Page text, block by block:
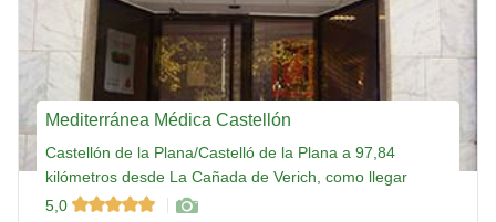
Mediterránea Médica Castellón
Castellón de la Plana/Castelló de la Plana a 97,84
kilómetros desde La Cañada de Verich, como llegar
5,0